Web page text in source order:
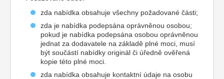
zda nabídka obsahuje všechny požadované části;
zda je nabídka podepsána oprávněnou osobou;
pokud je nabídka podepsána osobou oprávněnou
jednat za dodavatele na základě plné moci, musí
být součástí nabídky originál či úředně ověřená
kopie této plné moci.
zda nabídka obsahuje kontaktní údaje na osobu